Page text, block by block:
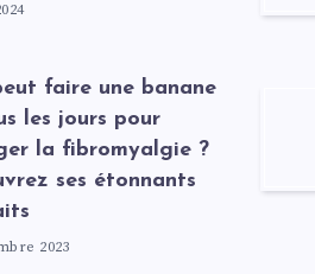
faire une banane
les jours pour
la fibromyalgie ?
ses étonnants
2023